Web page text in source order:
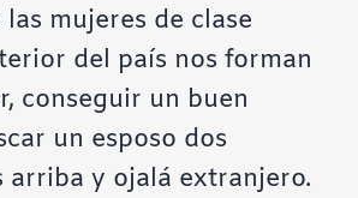
mujeres de clase
del país nos forman
conseguir un buen
un esposo dos
arriba y ojalá extranjero.